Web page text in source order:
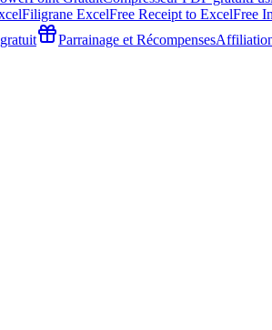
Filigrane ExcelFree Receipt to ExcelFree
Parrainage et Récompenses